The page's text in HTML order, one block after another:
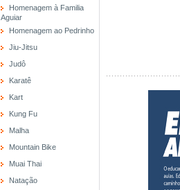
Homenagem à Familia
Aguiar
Homenagem ao Pedrinho
Jiu-Jitsu
Judô
Karatê
Kart
Kung Fu
Malha
Mountain Bike
Muai Thai
Natação